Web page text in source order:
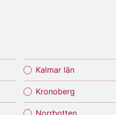
Kalmar län
Kronoberg
Norrbotten